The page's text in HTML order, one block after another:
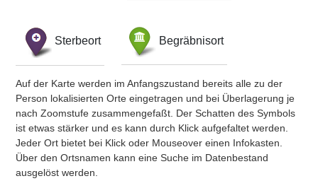
Sterbeort Begräbnisort
Auf der Karte werden im Anfangszustand bereits alle zu der
Person lokalisierten Orte eingetragen und bei Überlagerung je
nach Zoomstufe zusammengefaßt. Der Schatten des Symbols
ist etwas stärker und es kann durch Klick aufgefaltet werden.
Jeder Ort bietet bei Klick oder Mouseover einen Infokasten.
Über den Ortsnamen kann eine Suche im Datenbestand
ausgelöst werden.